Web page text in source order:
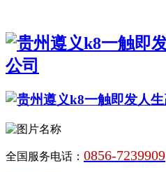
全国服务电话： 0856-7239909